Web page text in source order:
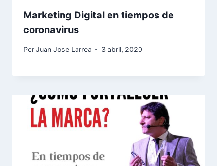
Marketing Digital en tiempos de
coronavirus
PorJuan Jose Larrea 3 abril, 2020